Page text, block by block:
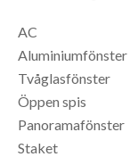
AC
Aluminiumfönster
Tvåglasfönster
Öppen spis
Panoramafönster
Staket